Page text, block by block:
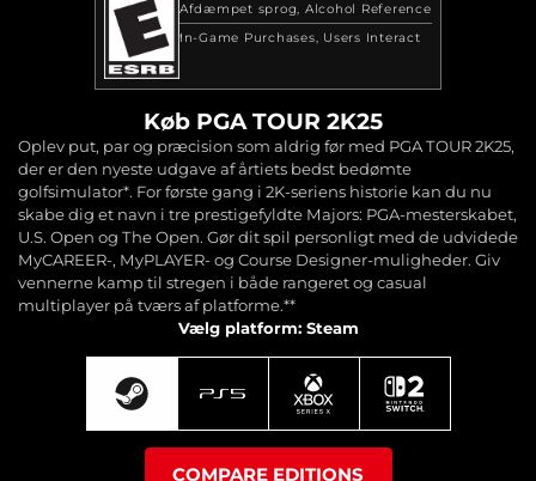
Afdæmpet sprog Alcohol Reference
In-Game Purchases
Users Interact
Køb PGA TOUR 2K25
Oplev put, par og præcision som aldrig før med PGA TOUR 2K25,
der er den nyeste udgave af årtiets bedst bedømte
golfsimulator*. For første gang i 2K-seriens historie kan du nu
skabe dig et navn i tre prestigefyldte Majors: PGA-mesterskabet,
U.S. Open og The Open. Gør dit spil personligt med de udvidede
MyCAREER-, MyPLAYER- og Course Designer-muligheder. Giv
vennerne kamp til stregen i både rangeret og casual
multiplayer på tværs af platforme.**
Vælg platform: Steam
COMPARE EDITIONS